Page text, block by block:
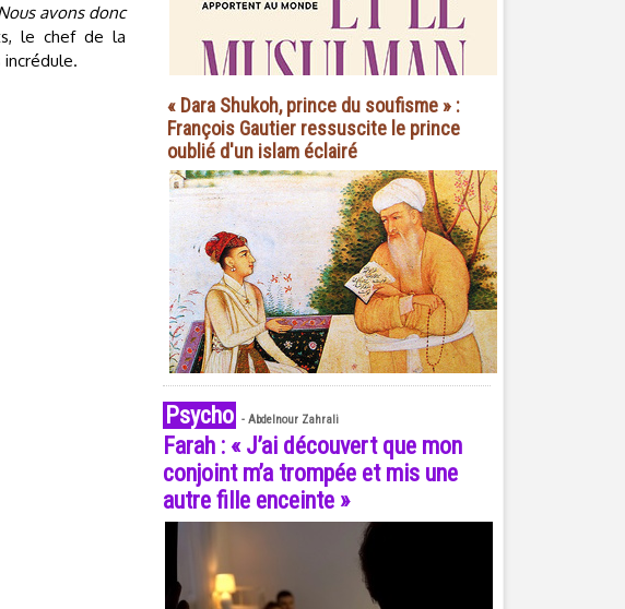
avons donc
le chef de la
incrédule.
« Dara Shukoh, prince du soufisme » :
François Gautier ressuscite le prince
oublié d'un islam éclairé
Psycho - Abdelnour Zahrali
Farah : « J’ai découvert que mon
conjoint m’a trompée et mis une
autre fille enceinte »